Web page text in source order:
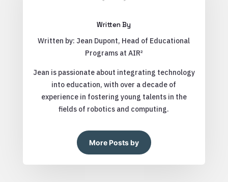
Written By
Written by: Jean Dupont, Head of Educational
Programs at AIR²
Jean is passionate about integrating technology
into education, with over a decade of
experience in fostering young talents in the
fields of robotics and computing.
More Posts by